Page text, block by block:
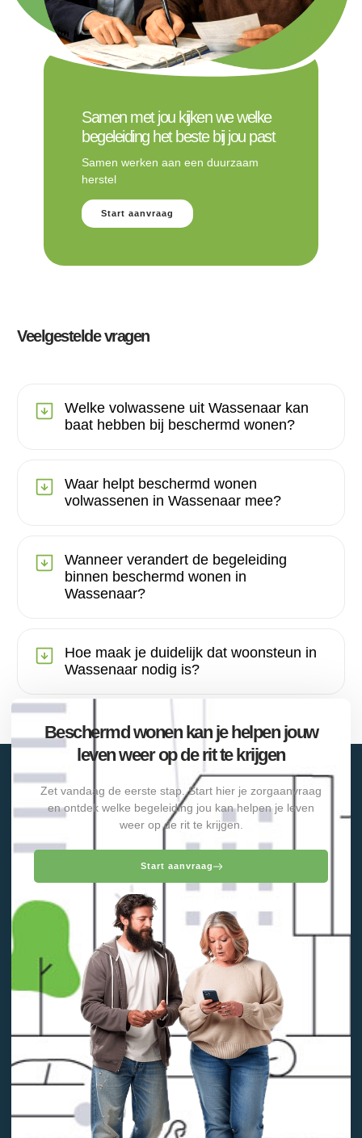
Samen met jou kijken we welke
begeleiding het beste bij jou past
Samen werken aan een duurzaam
herstel
Start aanvraag
Veelgestelde vragen
Welke volwassene uit Wassenaar kan
baat hebben bij beschermd wonen?
Waar helpt beschermd wonen
volwassenen in Wassenaar mee?
Wanneer verandert de begeleiding
binnen beschermd wonen in
Wassenaar?
Hoe maak je duidelijk dat woonsteun in
Wassenaar nodig is?
Beschermd wonen kan je helpen jouw
leven weer op de rit te krijgen
Zet vandaag de eerste stap. Start hier je zorgaanvraag
en ontdek welke begeleiding jou kan helpen je leven
weer op de rit te krijgen.
Start aanvraag